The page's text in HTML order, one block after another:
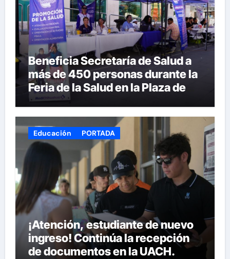
Beneficia Secretaría de Salud a
más de 450 personas durante la
Feria de la Salud en la Plaza de
Armas
Educación PORTADA
¡Atención, estudiante de nuevo
ingreso! Continúa la recepción
de documentos en la UACH.